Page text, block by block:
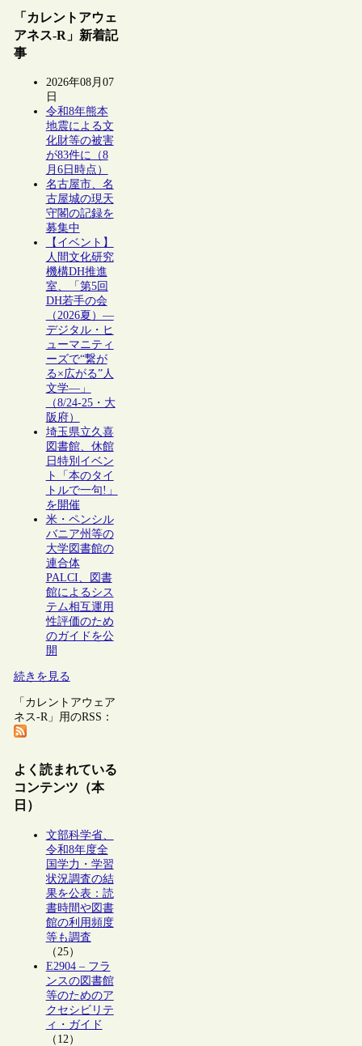
「カレントアウェ
アネス-R」新着記
事
2026年08月07
日
令和8年熊本
地震による文
化財等の被害
が83件に（8
月6日時点）
名古屋市、名
古屋城の現天
守閣の記録を
募集中
【イベント】
人間文化研究
機構DH推進
室、「第5回
DH若手の会
（2026夏）―
デジタル・ヒ
ューマニティ
ーズで“繋が
る×広がる”人
文学―」
（8/24-25・大
阪府）
埼玉県立久喜
図書館、休館
日特別イベン
ト「本のタイ
トルで一句!」
を開催
米・ペンシル
バニア州等の
大学図書館の
連合体
PALCI、図書
館によるシス
テム相互運用
性評価のため
のガイドを公
開
続きを見る
「カレントアウェア
ネス-R」用のRSS：
よく読まれている
コンテンツ（本
日）
文部科学省、
令和8年度全
国学力・学習
状況調査の結
果を公表：読
書時間や図書
館の利用頻度
等も調査
（25）
E2904 – フラ
ンスの図書館
等のためのア
クセシビリテ
ィ・ガイド
（12）